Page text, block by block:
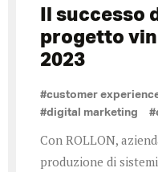
Il successo
progetto
2023
#customer
#digital marketing
Con ROLLON,
produzione di